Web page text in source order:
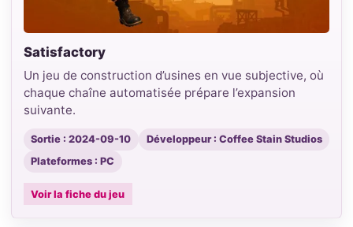
Satisfactory
Un jeu de construction d’usines en vue subjective, où
chaque chaîne automatisée prépare l’expansion
suivante.
Sortie : 2024-09-10
Développeur : Coffee Stain Studios
Plateformes : PC
Voir la fiche du jeu